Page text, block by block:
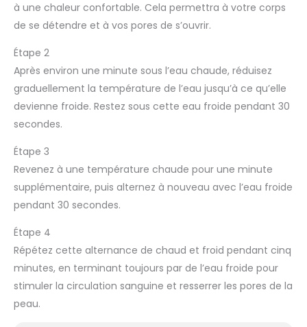
à une chaleur confortable. Cela permettra à votre corps
de se détendre et à vos pores de s’ouvrir.
Étape 2
Après environ une minute sous l’eau chaude, réduisez
graduellement la température de l’eau jusqu’à ce qu’elle
devienne froide. Restez sous cette eau froide pendant 30
secondes.
Étape 3
Revenez à une température chaude pour une minute
supplémentaire, puis alternez à nouveau avec l’eau froide
pendant 30 secondes.
Étape 4
Répétez cette alternance de chaud et froid pendant cinq
minutes, en terminant toujours par de l’eau froide pour
stimuler la circulation sanguine et resserrer les pores de la
peau.